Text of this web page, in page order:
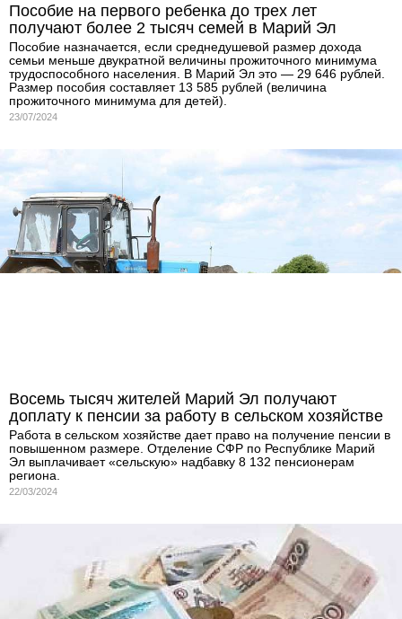
Пособие на первого ребенка до трех лет
получают более 2 тысяч семей в Марий Эл
Пособие назначается, если среднедушевой размер дохода
семьи меньше двукратной величины прожиточного минимума
трудоспособного населения. В Марий Эл это — 29 646 рублей.
Размер пособия составляет 13 585 рублей (величина
прожиточного минимума для детей).
23/07/2024
Восемь тысяч жителей Марий Эл получают
доплату к пенсии за работу в сельском хозяйстве
Работа в сельском хозяйстве дает право на получение пенсии в
повышенном размере. Отделение СФР по Республике Марий
Эл выплачивает «сельскую» надбавку 8 132 пенсионерам
региона.
22/03/2024